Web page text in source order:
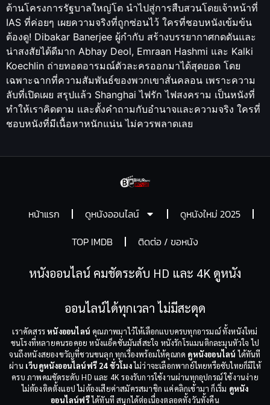
ต้านโครงการรัฐบาลใหญ่โต นำไปสู่การสืบสวนโดยเจ้าหน้าที่
IAS ที่ค่อยๆ เผยความจริงที่ถูกซ่อนไว้ ใครที่ชอบหนังเข้มข้น
ต้องดู! Dibakar Banerjee ผู้กำกับ สร้างบรรยากาศกดดันและ
น่าสงสัยได้ดีมาก Abhay Deol, Emraan Hashmi และ Kalki
Koechlin ถ่ายทอดอารมณ์ตัวละครออกมาได้สุดยอด โดย
เฉพาะฉากที่ความสัมพันธ์ของพวกเขาสั่นคลอน เพราะความ
ลับที่เปิดเผย สรุปแล้ว Shanghai ไฟรัก ไฟสงคราม เป็นหนังที่
ทำให้เราคิดตาม และตั้งคำถามกับอำนาจและความจริง ใครที่
ชอบหนังที่มีเนื้อหาหนักแน่น ไม่ควรพลาดเลย
หน้าแรก ดูหนังออนไลน์
ดูหนังใหม่ 2025
TOP IMDB
ติดต่อ / ขอหนัง
หนังออนไลน์ คมชัดระดับ HD และ 4K ดูหนัง
ออนไลน์ได้ทุกเวลา ไม่มีสะดุด
เราคัดสรรหนังออนไลน์ คุณภาพมาไว้ให้เลือกแบบครบทุกอารมณ์ ทั้งหนังใหม่
ชนโรงที่หลายคนรอคอย หนังแอ็คชั่นมันส์สะใจ หนังรักโรแมนติกละมุนหัวใจ ไป
จนถึงหนังสยองขวัญที่ชวนขนลุก ทุกเรื่องพร้อมให้คุณกด ดูหนังออนไลน์ ได้ทันที
ผ่าน เว็บดูหนังออนไลน์ฟรี 24 ชั่วโมงไม่ว่าจะเลือกพากย์ไทยหรือซับไทยก็มีให้
ครบ ภาพคมชัดระดับ HD และ 4K รองรับการใช้งานผ่านทุกอุปกรณ์ ใช้งานง่าย
ไม่ต้องติดตั้งแอป ไม่ต้องเสียค่าสมัครสมาชิก แค่คลิกเข้ามา ก็เริ่ม ดูหนัง
ออนไลน์ฟรีได้ทันที สนุกได้ต่อเนื่องตลอดทั้งวันทั้งคืน